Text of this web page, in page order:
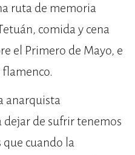
ruta de memoria
comida y cena
el Primero de Mayo, e
anarquista
de sufrir tenemos
que cuando la